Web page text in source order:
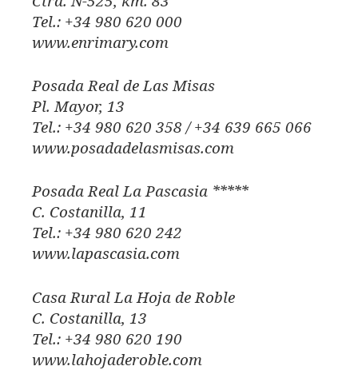
Tel.: +34 980 620 000
www.enrimary.com
Posada Real de Las Misas
Pl. Mayor, 13
Tel.: +34 980 620 358 / +34 639 665 066
www.posadadelasmisas.com
Posada Real La Pascasia *****
C. Costanilla, 11
Tel.: +34 980 620 242
www.lapascasia.com
Casa Rural La Hoja de Roble
C. Costanilla, 13
Tel.: +34 980 620 190
www.lahojaderoble.com